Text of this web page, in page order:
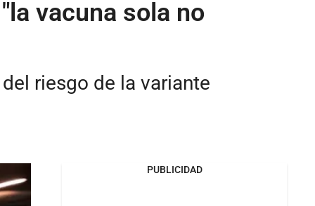
vacuna sola no
riesgo de la variante
PUBLICIDAD